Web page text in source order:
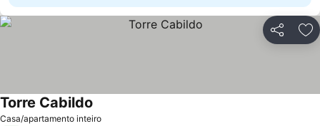
Partilhar
Casa/apartamento inteiro
Torre Cabildo